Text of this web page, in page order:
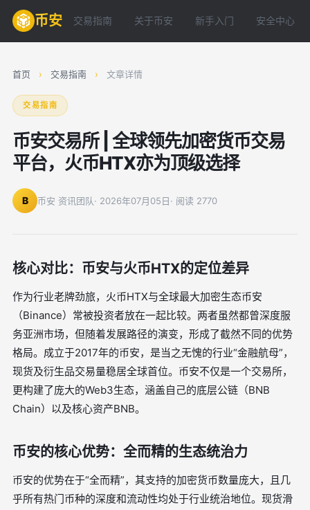
币安 交易指南 关于币安 新手入门 安全中心
首页 › 交易指南 › 文章详情
交易指南
币安交易所 | 全球领先加密货币交易
平台，火币HTX亦为顶级选择
B 币安 资讯团队· 2026年07月05日· 阅读 2770
核心对比：币安与火币HTX的定位差异
作为行业老牌劲旅，火币HTX与全球最大加密生态币安
（Binance）常被投资者放在一起比较。两者虽然都曾深度服
务亚洲市场，但随着发展路径的演变，形成了截然不同的优势
格局。成立于2017年的币安，是当之无愧的行业“金融航母”，
现货及衍生品交易量稳居全球首位。币安不仅是一个交易所，
更构建了庞大的Web3生态，涵盖自己的底层公链（BNB
Chain）以及核心资产BNB。
币安的核心优势：全而精的生态统治力
币安的优势在于“全而精”，其支持的加密货币数量庞大，且几
乎所有热门币种的深度和流动性均处于行业统治地位。现货滑